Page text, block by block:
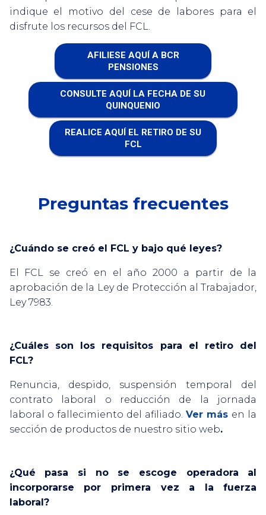
indique el motivo del cese de labores para el
disfrute los recursos del FCL.
AFILIESE AQUÍ A BCR
PENSIONES
CONSULTE AQUÍ LA FECHA DE SU
QUINQUENIO
REALICE AQUÍ EL RETIRO DE SU
FCL
Preguntas frecuentes
¿Cuándo se creó el FCL y bajo qué leyes?
El FCL se creó en el año 2000 a partir de la
aprobación de la Ley de Protección al Trabajador,
Ley 7983.
¿Cuáles son los requisitos para el retiro del
FCL?
Renuncia, despido, suspensión temporal del
contrato laboral o reducción de la jornada
laboral o fallecimiento del afiliado.Ver más en la
sección de productos de nuestro sitio web.
¿Qué pasa si no se escoge operadora al
incorporarse por primera vez a la fuerza
laboral?